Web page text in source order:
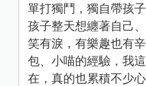
單打獨鬥，獨自帶孩
孩子整天想纏著自己
笑有淚，有樂趣也有
包、小喵的經驗，我
在，真的也累積不少心